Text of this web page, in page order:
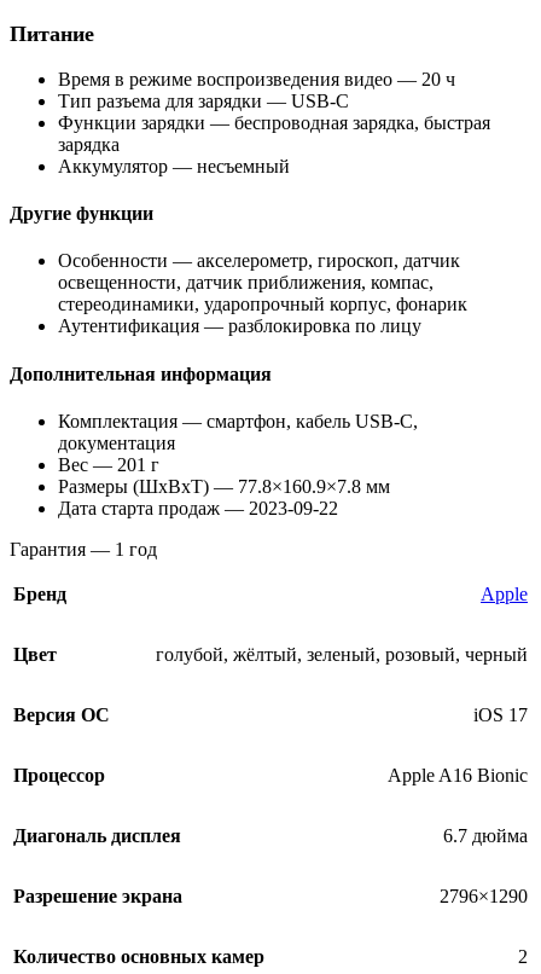
Питание
Время в режиме воспроизведения видео — 20 ч
Тип разъема для зарядки — USB-C
Функции зарядки — беспроводная зарядка, быстрая
зарядка
Аккумулятор — несъемный
Другие функции
Особенности — акселерометр, гироскоп, датчик
освещенности, датчик приближения, компас,
стереодинамики, ударопрочный корпус, фонарик
Аутентификация — разблокировка по лицу
Дополнительная информация
Комплектация — смартфон, кабель USB-C,
документация
Вес — 201 г
Размеры (ШxВxТ) — 77.8×160.9×7.8 мм
Дата старта продаж — 2023-09-22
Гарантия — 1 год
Бренд Apple
Цвет голубой, жёлтый, зеленый, розовый, черный
Версия ОС iOS 17
Процессор Apple A16 Bionic
Диагональ дисплея 6.7 дюйма
Разрешение экрана 2796×1290
Количество основных камер 2